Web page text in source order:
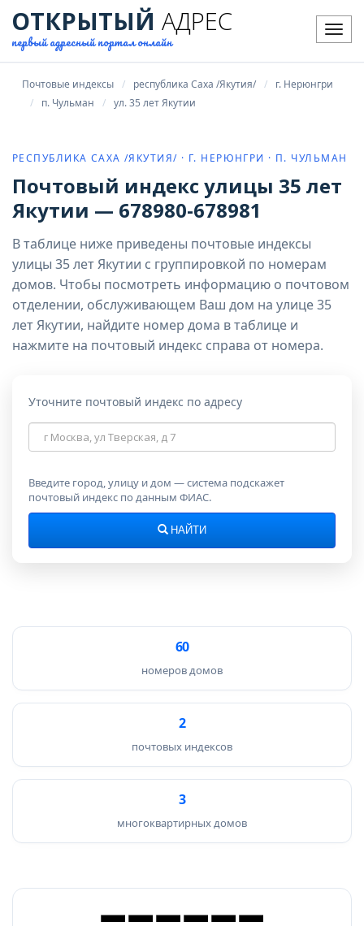
ОТКРЫТЫЙ АДРЕС
первый адресный портал онлайн
Почтовые индексы республика Саха /Якутия/
г. Нерюнгри
п. Чульман
ул. 35 лет Якутии
РЕСПУБЛИКА САХА /ЯКУТИЯ/ · Г. НЕРЮНГРИ · П. ЧУЛЬМАН
Почтовый индекс улицы 35 лет
Якутии — 678980-678981
В таблице ниже приведены почтовые индексы
улицы 35 лет Якутии с группировкой по номерам
домов. Чтобы посмотреть информацию о почтовом
отделении, обслуживающем Ваш дом на улице 35
лет Якутии, найдите номер дома в таблице и
нажмите на почтовый индекс справа от номера.
Уточните почтовый индекс по адресу
Адрес
для
индекса
Введите город, улицу и дом — система подскажет
почтовый индекс по данным ФИАС.
НАЙТИ
60
номеров домов
2
почтовых индексов
3
многоквартирных домов